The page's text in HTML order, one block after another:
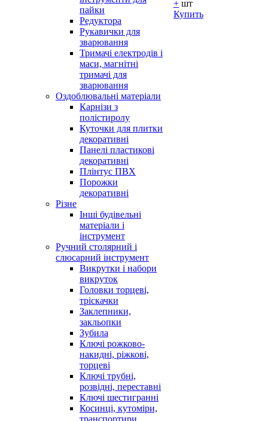
пайки
Редуктора
Рукавички для
зварювання
Тримачі електродів і
маси, магнітні
тримачі для
зварювання
Оздоблювальні матеріали
Карнізи з
полістиролу
Куточки для плитки
декоративні
Панелі пластикові
декоративні
Плінтус ПВХ
Порожки
декоративні
Різне
Інші будівельні
матеріали і
інструмент
Ручний столярний і
слюсарний інструмент
Викрутки і набори
викруток
Головки торцеві,
тріскачки
Заклепники,
закльопки
Зубила
Ключі рожково-
накидні, ріжкові,
торцеві
Ключі трубні,
розвідні, переставні
Ключі шестигранні
Косинці, кутоміри,
транспортири
+ шт
Купить